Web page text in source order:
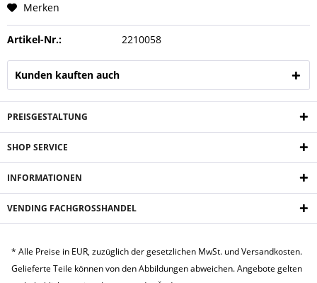
Merken
Artikel-Nr.: 2210058
Kunden kauften auch
PREISGESTALTUNG
SHOP SERVICE
INFORMATIONEN
VENDING FACHGROSSHANDEL
* Alle Preise in EUR, zuzüglich der gesetzlichen MwSt. und Versandkosten.
Gelieferte Teile können von den Abbildungen abweichen. Angebote gelten